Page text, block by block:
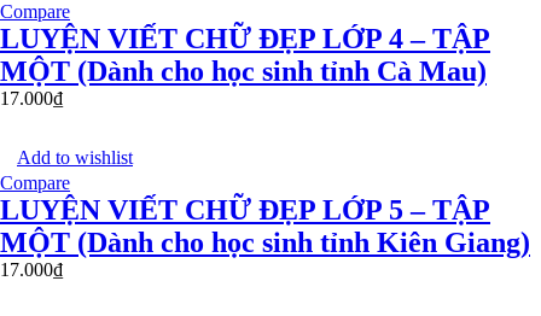
Compare
LUYỆN VIẾT CHỮ ĐẸP LỚP 4 – TẬP
MỘT (Dành cho học sinh tỉnh Cà Mau)
17.000₫
Add to wishlist
Compare
LUYỆN VIẾT CHỮ ĐẸP LỚP 5 – TẬP
MỘT (Dành cho học sinh tỉnh Kiên Giang)
17.000₫